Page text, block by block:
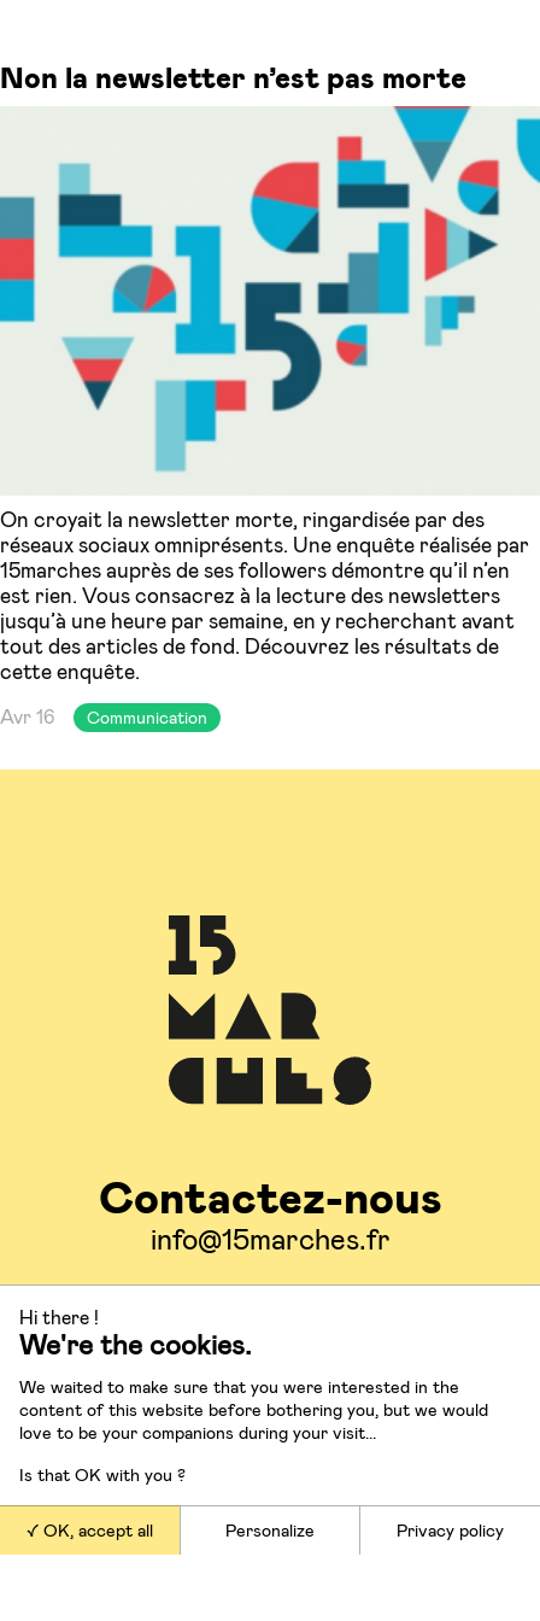
Non la newsletter n’est pas morte
On croyait la newsletter morte, ringardisée par des
réseaux sociaux omniprésents. Une enquête réalisée par
15marches auprès de ses followers démontre qu’il n’en
est rien. Vous consacrez à la lecture des newsletters
jusqu’à une heure par semaine, en y recherchant avant
tout des articles de fond. Découvrez les résultats de
cette enquête.
Avr 16 Communication
Contactez-nous
info@15marches.fr
Suivez-nous
Nos offres
Conférences et masterclasses
Hi there !
We're the cookies.
We waited to make sure that you were interested in the
content of this website before bothering you, but we would
love to be your companions during your visit...
Is that OK with you ?
OK, accept all Personalize Privacy policy